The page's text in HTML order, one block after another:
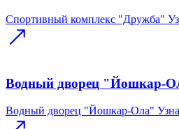
Спортивный комплекс "Дружба"
Водный дворец "Йошкар-
Водный дворец "Йошкар-Ола"